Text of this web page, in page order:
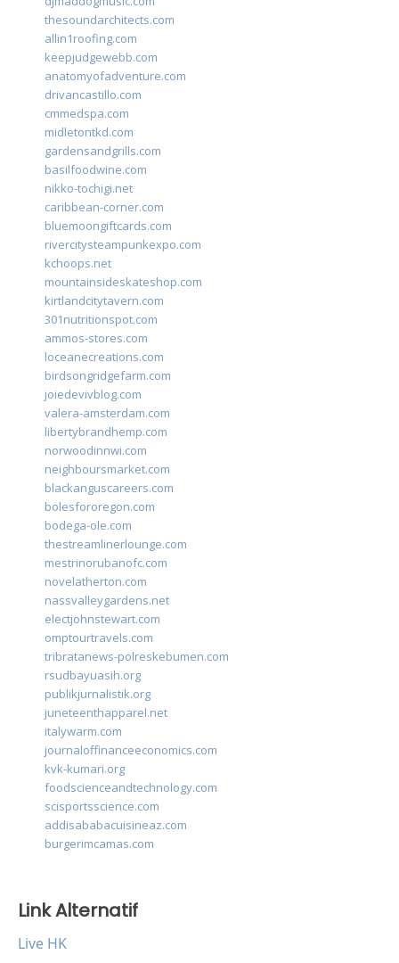
thesoundarchitects.com
allin1roofing.com
keepjudgewebb.com
anatomyofadventure.com
drivancastillo.com
cmmedspa.com
midletontkd.com
gardensandgrills.com
basilfoodwine.com
nikko-tochigi.net
caribbean-corner.com
bluemoongiftcards.com
rivercitysteampunkexpo.com
kchoops.net
mountainsideskateshop.com
kirtlandcitytavern.com
301nutritionspot.com
ammos-stores.com
loceanecreations.com
birdsongridgefarm.com
joiedevivblog.com
valera-amsterdam.com
libertybrandhemp.com
norwoodinnwi.com
neighboursmarket.com
blackanguscareers.com
bolesfororegon.com
bodega-ole.com
thestreamlinerlounge.com
mestrinorubanofc.com
novelatherton.com
nassvalleygardens.net
electjohnstewart.com
omptourtravels.com
tribratanews-polreskebumen.com
rsudbayuasih.org
publikjurnalistik.org
juneteenthapparel.net
italywarm.com
journaloffinanceeconomics.com
kvk-kumari.org
foodscienceandtechnology.com
scisportsscience.com
addisababacuisineaz.com
burgerimcamas.com
Link Alternatif
Live HK